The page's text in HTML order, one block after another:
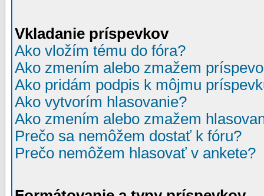
Vkladanie príspevkov
Ako vložím tému do fóra?
Ako zmením alebo zmažem
Ako pridám podpis k môjmu
Ako vytvorím hlasovanie?
Ako zmením alebo zmažem
Prečo sa nemôžem dostať k fóru?
Prečo nemôžem hlasovať v ankete?